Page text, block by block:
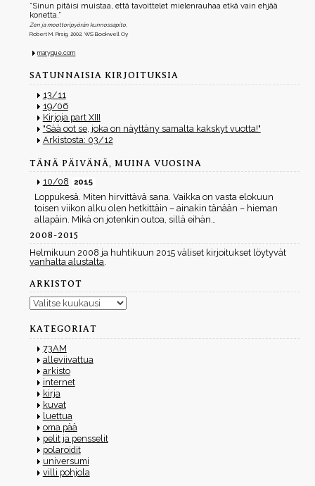
”Sinun pitäisi muistaa, että tavoittelet mielenrauhaa etkä vain ehjää
konetta.”
Zen ja moottoripyörän kunnossapito,
Robert M. Pirsig, 2002, WS Bookwell Oy
maryque.com
SATUNNAISIA KIRJOITUKSIA
13/11
19/06
Kirjoja part XIII
"Sää oot se, joka on näyttäny samalta kakskyt vuotta!"
Arkistosta: 03/12
TÄNÄ PÄIVÄNÄ, MUINA VUOSINA
10/08 2015
Loppukesä. Miten hirvittävä sana. Vaikka on vasta elokuun
toisen viikon alku olen hetkittäin – ainakin tänään – hieman
allapäin. Mikä on jotenkin outoa, sillä eihän…
2008-2015
Helmikuun 2008 ja huhtikuun 2015 väliset kirjoitukset löytyvät
vanhalta alustalta.
ARKISTOT
Arkistot
KATEGORIAT
73AM
alleviivattua
arkisto
internet
kirja
kuvat
luettua
oma pää
pelit ja pensselit
polaroidit
universumi
villi pohjola